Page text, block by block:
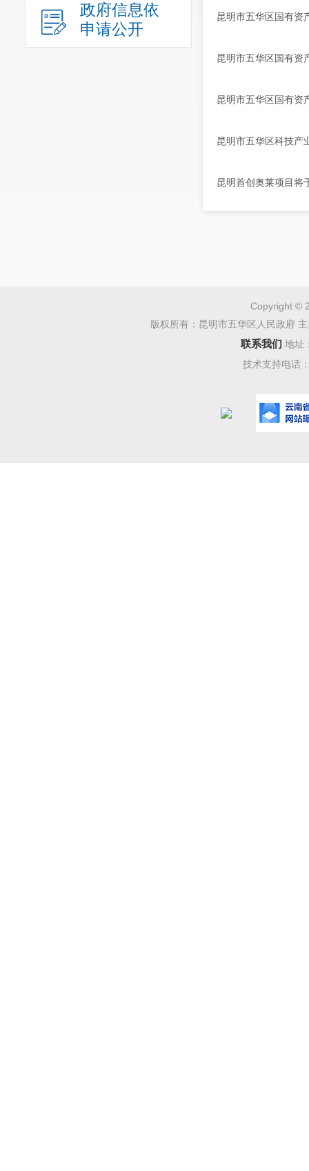
政府信息依
申请公开
昆明市五华区国有资
昆明市五华区国有资
昆明市五华区国有资
昆明市五华区科技产
昆明首创奥莱项目将
Copyright ©
版权所有：昆明市五华区人民政府
联系我们 地址
技术支持电话